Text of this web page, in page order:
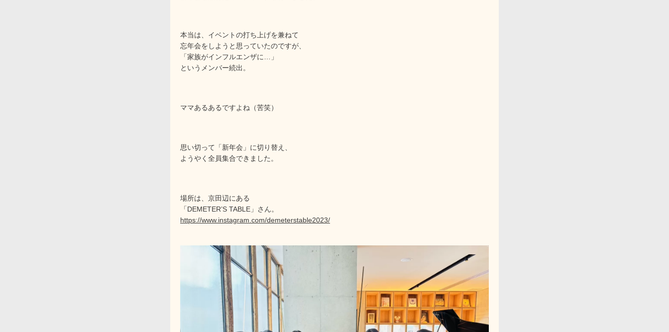
本当は、イベントの打ち上げを兼ねて
忘年会をしようと思っていたのですが、
「家族がインフルエンザに…」
というメンバー続出。
ママあるあるですよね（苦笑）
思い切って「新年会」に切り替え、
ようやく全員集合できました。
場所は、京田辺にある
「DEMETER’S TABLE」さん。
https://www.instagram.com/demeterstable2023/